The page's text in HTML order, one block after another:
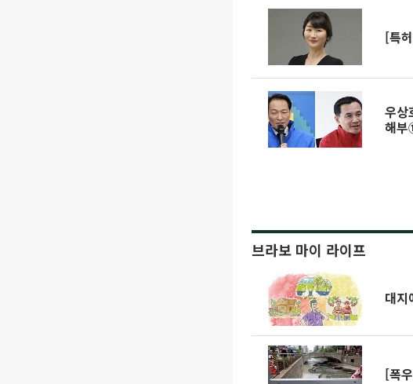
[특
우상
해
브라보 마이 라이프
대지
[폭